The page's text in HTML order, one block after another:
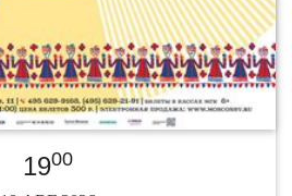
1900